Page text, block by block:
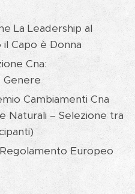
La Leadership al
Capo è Donna
Cna:
Genere
Cambiamenti Cna
Naturali – Selezione tra
Europeo